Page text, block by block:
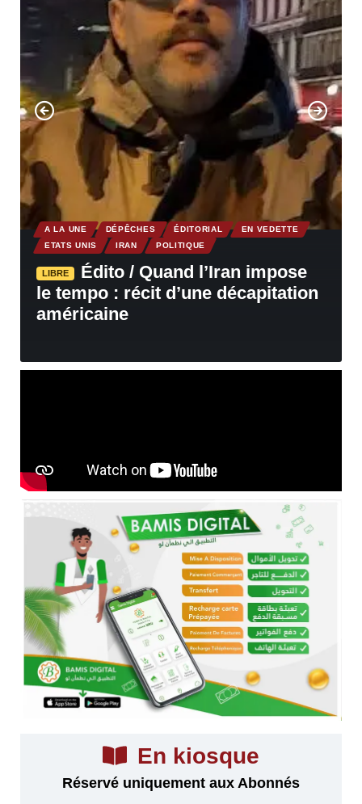
A LA UNE DÉPÊCHES ÉDITORIAL
EN VEDETTE
ETATS UNIS
IRAN POLITIQUE
LIBRE
Édito / Quand l’Iran impose
le tempo : récit d’une décapitation
américaine
En kiosque
Réservé uniquement aux Abonnés